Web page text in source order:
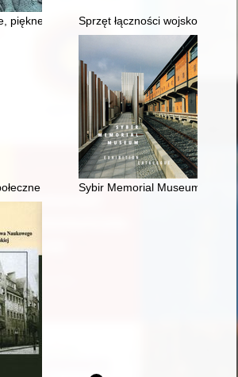
piękne kamieniceSprzęt łączności wojskowej na
konteksty twórczości pieśniarskiej w
Sybir Memorial Museum :